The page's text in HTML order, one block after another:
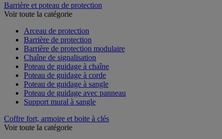
Barrière et poteau de protection
Voir toute la catégorie
Arceau de protection
Barrière de protection
Barrière de protection modulaire
Chaîne de signalisation
Poteau de guidage à chaîne
Poteau de guidage à corde
Poteau de guidage à sangle
Poteau de guidage avec panneau
Support mural à sangle
Coffre fort, armoire et boite à clés
Voir toute la catégorie